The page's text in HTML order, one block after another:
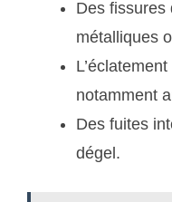
Des fissures
métalliques
notamment
Des fuites
dégel.